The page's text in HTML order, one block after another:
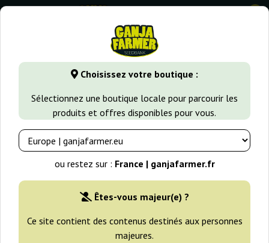
Choisissez votre boutique :
Sélectionnez une boutique locale pour parcourir les
produits et offres disponibles pour vous.
ou restez sur : France | ganjafarmer.fr
Êtes-vous majeur(e) ?
Ce site contient des contenus destinés aux personnes
majeures.
0
GanjaFarmer.fr Variétés de Cannabis Blueberry White
-25%
+gratisie